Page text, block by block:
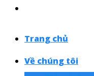
Trang chủ
Về chúng tôi